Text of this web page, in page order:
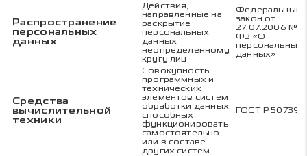
Распространение
персональных
данных
Действия,
направленные на
раскрытие
персональных
данных
неопределенному
кругу лиц
Федеральный
закон от
27.07.2006 №
ФЗ «О
персональных
данных»
Средства
вычислительной
техники
Совокупность
программных и
технических
элементов систем
обработки данных,
способных
функционировать
самостоятельно
или в составе
других систем
ГОСТ Р 50739-